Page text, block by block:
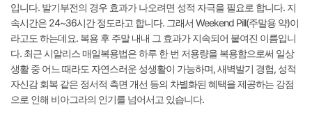
입니다. 발기부전의 경우 효과가 나오려면 성적 자극을 필요로 합니다. 지
속시간은 24~36시간 정도라고 합니다. 그래서 Weekend Pill(주말용 약)이
라고도 하는데요. 복용 후 주말 내내 그 효과가 지속되어 붙여진 이름입니
다. 최근 시알리스 매일복용법은 하루 한 번 저용량을 복용함으로써 일상
생활 중 어느 때라도 자연스러운 성생활이 가능하며, 새벽발기 경험, 성적
자신감 회복 같은 정서적 측면 개선 등의 차별화된 혜택을 제공하는 강점
으로 인해 비아그라의 인기를 넘어서고 있습니다.